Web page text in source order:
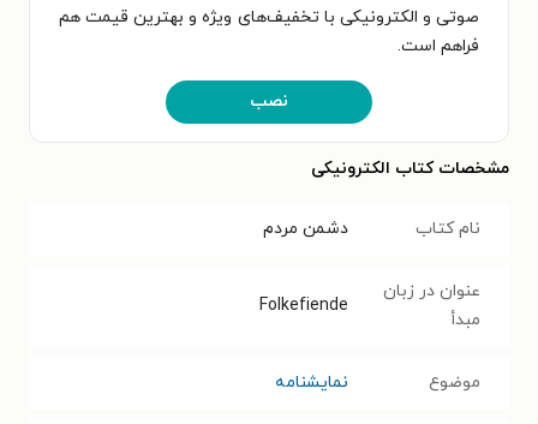
صوتی و الکترونیکی با تخفیف‌های ویژه و بهترین قیمت هم
فراهم است.
نصب
مشخصات کتاب الکترونیکی
نام کتاب دشمن مردم
عنوان در زبان
مبدأ
Folkefiende
موضوع نمایشنامه